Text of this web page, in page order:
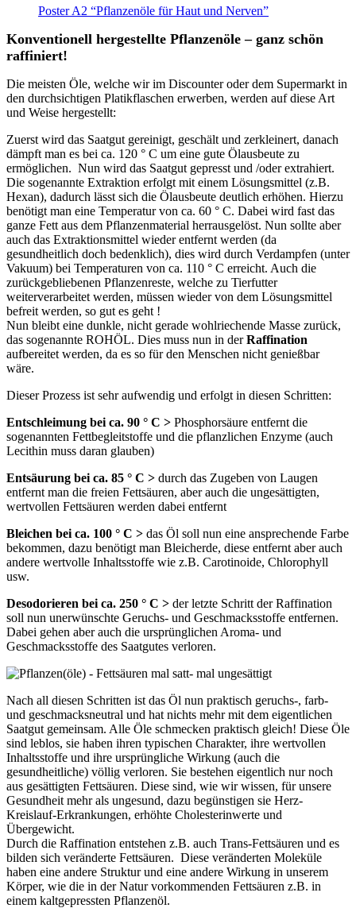
Poster A2 “Pflanzenöle für Haut und Nerven”
Konventionell hergestellte Pflanzenöle – ganz schön
raffiniert!
Die meisten Öle, welche wir im Discounter oder dem Supermarkt in
den durchsichtigen Platikflaschen erwerben, werden auf diese Art
und Weise hergestellt:
Zuerst wird das Saatgut gereinigt, geschält und zerkleinert, danach
dämpft man es bei ca. 120 ° C um eine gute Ölausbeute zu
ermöglichen. Nun wird das Saatgut gepresst und /oder extrahiert.
Die sogenannte Extraktion erfolgt mit einem Lösungsmittel (z.B.
Hexan), dadurch lässt sich die Ölausbeute deutlich erhöhen. Hierzu
benötigt man eine Temperatur von ca. 60 ° C. Dabei wird fast das
ganze Fett aus dem Pflanzenmaterial herrausgelöst. Nun sollte aber
auch das Extraktionsmittel wieder entfernt werden (da
gesundheitlich doch bedenklich), dies wird durch Verdampfen (unter
Vakuum) bei Temperaturen von ca. 110 ° C erreicht. Auch die
zurückgebliebenen Pflanzenreste, welche zu Tierfutter
weiterverarbeitet werden, müssen wieder von dem Lösungsmittel
befreit werden, so gut es geht !
Nun bleibt eine dunkle, nicht gerade wohlriechende Masse zurück,
das sogenannte ROHÖL. Dies muss nun in derRaffination
aufbereitet werden, da es so für den Menschen nicht genießbar
wäre.
Dieser Prozess ist sehr aufwendig und erfolgt in diesen Schritten:
Entschleimung bei ca. 90 ° C > Phosphorsäure entfernt die
sogenannten Fettbegleitstoffe und die pflanzlichen Enzyme (auch
Lecithin muss daran glauben)
Entsäurung bei ca. 85 ° C > durch das Zugeben von Laugen
entfernt man die freien Fettsäuren, aber auch die ungesättigten,
wertvollen Fettsäuren werden dabei entfernt
Bleichen bei ca. 100 ° C > das Öl soll nun eine ansprechende Farbe
bekommen, dazu benötigt man Bleicherde, diese entfernt aber auch
andere wertvolle Inhaltsstoffe wie z.B. Carotinoide, Chlorophyll
usw.
Desodorieren bei ca. 250 ° C > der letzte Schritt der Raffination
soll nun unerwünschte Geruchs- und Geschmacksstoffe entfernen.
Dabei gehen aber auch die ursprünglichen Aroma- und
Geschmacksstoffe des Saatgutes verloren.
Nach all diesen Schritten ist das Öl nun praktisch geruchs-, farb-
und geschmacksneutral und hat nichts mehr mit dem eigentlichen
Saatgut gemeinsam. Alle Öle schmecken praktisch gleich! Diese Öle
sind leblos, sie haben ihren typischen Charakter, ihre wertvollen
Inhaltsstoffe und ihre ursprüngliche Wirkung (auch die
gesundheitliche) völlig verloren. Sie bestehen eigentlich nur noch
aus gesättigten Fettsäuren. Diese sind, wie wir wissen, für unsere
Gesundheit mehr als ungesund, dazu begünstigen sie Herz-
Kreislauf-Erkrankungen, erhöhte Cholesterinwerte und
Übergewicht.
Durch die Raffination entstehen z.B. auch Trans-Fettsäuren und es
bilden sich veränderte Fettsäuren. Diese veränderten Moleküle
haben eine andere Struktur und eine andere Wirkung in unserem
Körper, wie die in der Natur vorkommenden Fettsäuren z.B. in
einem kaltgepressten Pflanzenöl.